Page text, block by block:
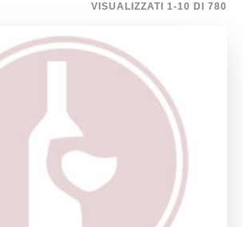
VISUALIZZATI 1-10 DI 780